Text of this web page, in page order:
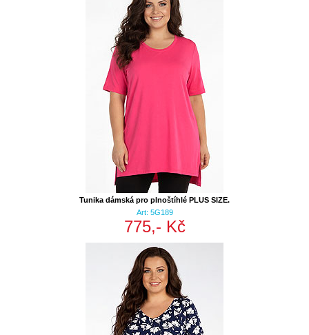
Tunika dámská pro plnoštíhlé PLUS SIZE.
Art: 5G189
775,- Kč